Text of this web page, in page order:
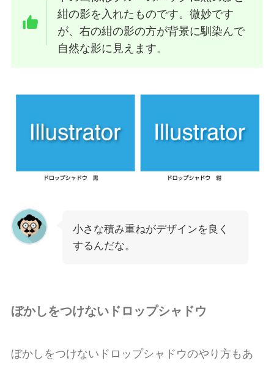
紺の影を入れたものです。微妙です
が、右の紺の影の方が背景に馴染んで
自然な影に見えます。
小さな積み重ねがデザインを良く
するんだな。
ぼかしをつけないドロップシャドウ
ぼかしをつけないドロップシャドウのやり方もあ